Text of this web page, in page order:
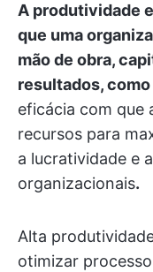
A produtividade
que uma
mão de obra,
resultados,
eficácia com que
recursos para
a lucratividade e
organizacionais.
Alta
otimizar